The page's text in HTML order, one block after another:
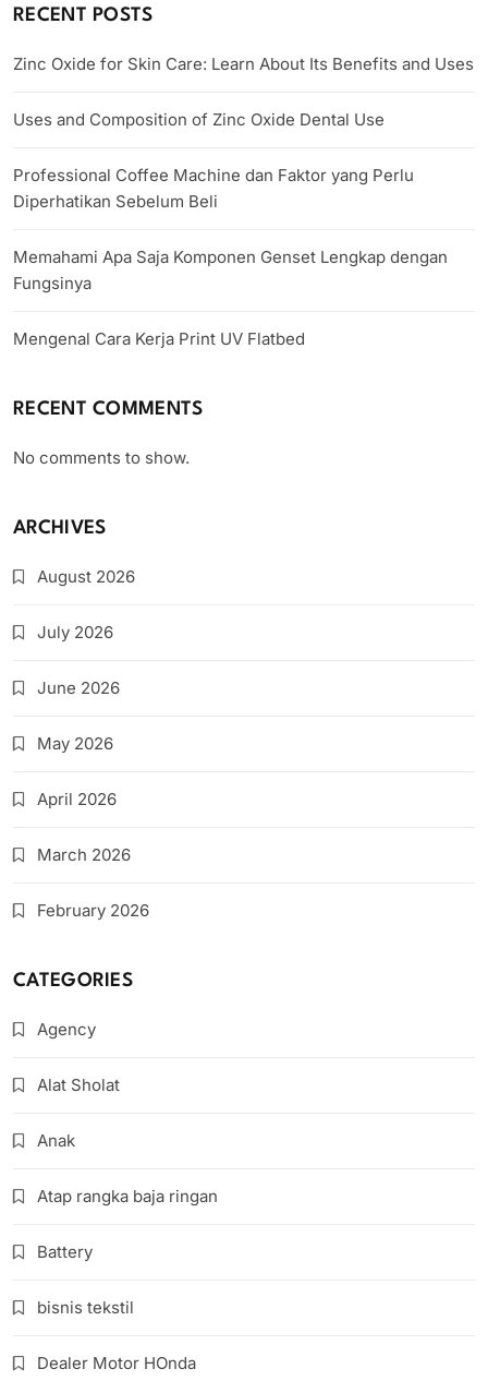
RECENT POSTS
Zinc Oxide for Skin Care: Learn About Its Benefits and Uses
Uses and Composition of Zinc Oxide Dental Use
Professional Coffee Machine dan Faktor yang Perlu
Diperhatikan Sebelum Beli
Memahami Apa Saja Komponen Genset Lengkap dengan
Fungsinya
Mengenal Cara Kerja Print UV Flatbed
RECENT COMMENTS
No comments to show.
ARCHIVES
August 2026
July 2026
June 2026
May 2026
April 2026
March 2026
February 2026
CATEGORIES
Agency
Alat Sholat
Anak
Atap rangka baja ringan
Battery
bisnis tekstil
Dealer Motor HOnda